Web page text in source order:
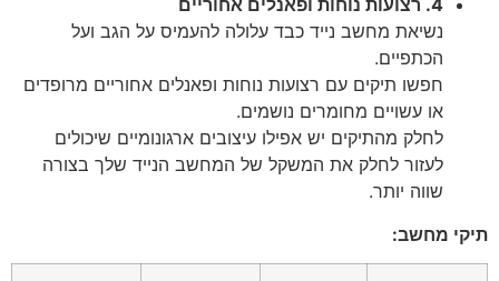
4. רצועות נוחות ופאנלים אחוריים
נשיאת מחשב נייד כבד עלולה להעמיס על הגב ועל
הכתפיים.
חפשו תיקים עם רצועות נוחות ופאנלים אחוריים מרופדים
או עשויים מחומרים נושמים.
לחלק מהתיקים יש אפילו עיצובים ארגונומיים שיכולים
לעזור לחלק את המשקל של המחשב הנייד שלך בצורה
שווה יותר.
תיקי מחשב: